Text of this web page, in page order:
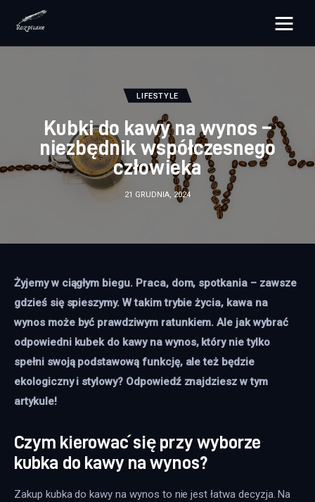
rozpisane.pl
Zdrowie
Uroda
LIFESTYLE
Kubki do kawy na wynos –
niezbędnik współczesnego
człowieka
21 GRUDNIA, 2024
Żyjemy w ciągłym biegu. Praca, dom, spotkania – zawsze
gdzieś się spieszymy. W takim trybie życia, kawa na
wynos może być prawdziwym ratunkiem. Ale jak wybrać
odpowiedni kubek do kawy na wynos, który nie tylko
spełni swoją podstawową funkcję, ale też będzie
ekologiczny i stylowy? Odpowiedź znajdziesz w tym
artykule!
Czym kierować się przy wyborze
kubka do kawy na wynos?
Zakup kubka do kawy na wynos to nie jest łatwa decyzja. Na